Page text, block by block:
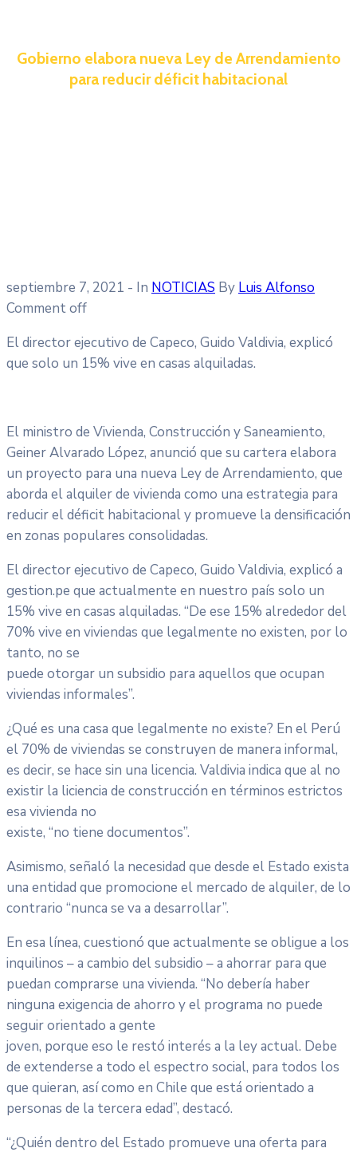
Gobierno elabora nueva Ley de Arrendamiento
para reducir déficit habitacional
septiembre 7, 2021 - In NOTICIAS By Luis Alfonso
Comment off
El director ejecutivo de Capeco, Guido Valdivia, explicó
que solo un 15% vive en casas alquiladas.
El ministro de Vivienda, Construcción y Saneamiento,
Geiner Alvarado López, anunció que su cartera elabora
un proyecto para una nueva Ley de Arrendamiento, que
aborda el alquiler de vivienda como una estrategia para
reducir el déficit habitacional y promueve la densificación
en zonas populares consolidadas.
El director ejecutivo de Capeco, Guido Valdivia, explicó a
gestion.pe que actualmente en nuestro país solo un
15% vive en casas alquiladas. “De ese 15% alrededor del
70% vive en viviendas que legalmente no existen, por lo
tanto, no se
puede otorgar un subsidio para aquellos que ocupan
viviendas informales”.
¿Qué es una casa que legalmente no existe? En el Perú
el 70% de viviendas se construyen de manera informal,
es decir, se hace sin una licencia. Valdivia indica que al no
existir la liciencia de construcción en términos estrictos
esa vivienda no
existe, “no tiene documentos”.
Asimismo, señaló la necesidad que desde el Estado exista
una entidad que promocione el mercado de alquiler, de lo
contrario “nunca se va a desarrollar”.
En esa línea, cuestionó que actualmente se obligue a los
inquilinos – a cambio del subsidio – a ahorrar para que
puedan comprarse una vivienda. “No debería haber
ninguna exigencia de ahorro y el programa no puede
seguir orientado a gente
joven, porque eso le restó interés a la ley actual. Debe
de extenderse a todo el espectro social, para todos los
que quieran, así como en Chile que está orientado a
personas de la tercera edad”, destacó.
“¿Quién dentro del Estado promueve una oferta para